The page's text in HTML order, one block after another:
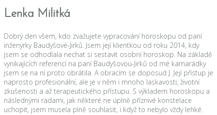
Lenka Militká
Dobrý den všem, kdo zvažujete vypracování horoskopu od paní
inženýrky Baudyšové-Jirků. Jsem její klientkou od roku 2014, kdy
jsem se odhodlala nechat si sestavit osobní horoskop. Na základě
vynikajících referencí na paní Baudyšovou-Jirků od mé kamarádky
jsem se na ní proto obrátila. A obracím se doposud J. Její přístup je
naprosto profesionální, ale je v něm i mnoho laskavosti, životní
zkušenosti a až terapeutického přístupu. S výkladem horoskopu a
následnými radami, jak některé ne úplně příznivé konstelace
uchopit, jsem musela plně souhlasit, i když to nebylo vždy lehké.